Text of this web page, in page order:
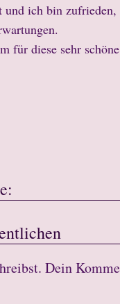
ich bin
für diese sehr
Dein